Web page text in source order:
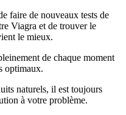
faire de nouveaux tests de
Viagra et de trouver le
le mieux.
de chaque moment
optimaux.
naturels, il est toujours
à votre problème.